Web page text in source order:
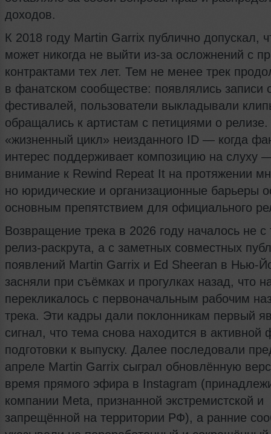
доходов.
К 2018 году Martin Garrix публично допускал,
может никогда не выйти из-за осложнений с
контрактами тех лет. Тем не менее трек
в фанатском сообществе: появлялись записи
фестивалей, пользователи выкладывали
обращались к артистам с петициями о релизе.
«жизненный цикл» неизданного ID — когда
интерес поддерживает композицию на слуху
внимание к Rewind Repeat It на протяжении
но юридические и организационные барьеры
основным препятствием для официального
Возвращение трека в 2026 году началось не с
релиз-раскрута, а с заметных совместных
появлений Martin Garrix и Ed Sheeran в Нью-
засняли при съёмках и прогулках назад, что
перекликалось с первоначальным рабочим
трека. Эти кадры дали поклонникам первый
сигнал, что тема снова находится в активной
подготовки к выпуску. Далее последовали
апреле Martin Garrix сыграл обновлённую
время прямого эфира в Instagram
компании Meta, признанной экстремистской и
запрещённой на территории РФ), а ранние